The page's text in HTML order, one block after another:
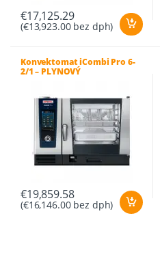
€17,125.29
(€13,923.00bez dph)
Konvektomat iCombi Pro 6-
2/1 – PLYNOVÝ
€19,859.58
(€16,146.00bez dph)